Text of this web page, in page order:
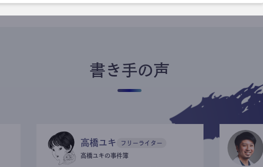
書き手の声
高橋ユキ フリーライター
高橋ユキの事件簿